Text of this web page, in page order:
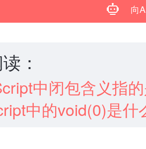
向
：
中闭包含义指
中的void(0)是什